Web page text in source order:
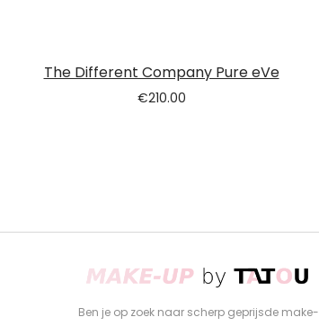
The Different Company Pure eVe
€210.00
Ben je op zoek naar scherp geprijsde make-